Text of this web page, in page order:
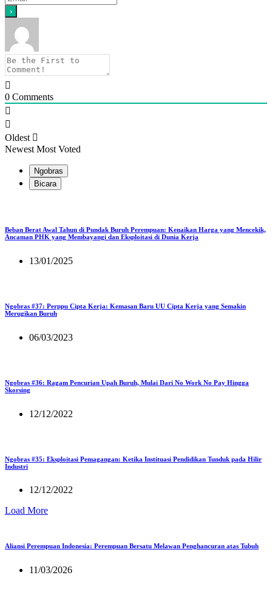
0 Comments
Oldest
Newest Most Voted
Ngobras
Bicara
Beban Berat Awal Tahun di Pundak Buruh Perempuan: Kenaikan Harga yang Mencekik,
Ancaman PHK yang Membayangi dan Eksploitasi di Dunia Kerja
13/01/2025
Ngobras #37: Perppu Cipta Kerja: Kemasan Baru UU Cipta Kerja yang Semakin
Merugikan Buruh
06/03/2023
Ngobras #36: Ragam Pencurian Upah Buruh, Mulai Dari No Work No Pay Hingga
Skorsing
12/12/2022
Ngobras #35: Eksploitasi Pemagangan: Ketika Instituasi Pendidikan Tunduk pada Hilir
Industri
12/12/2022
Load More
Aliansi Perempuan Indonesia: Perempuan Bersatu Melawan Penghancuran atas Tubuh
11/03/2026